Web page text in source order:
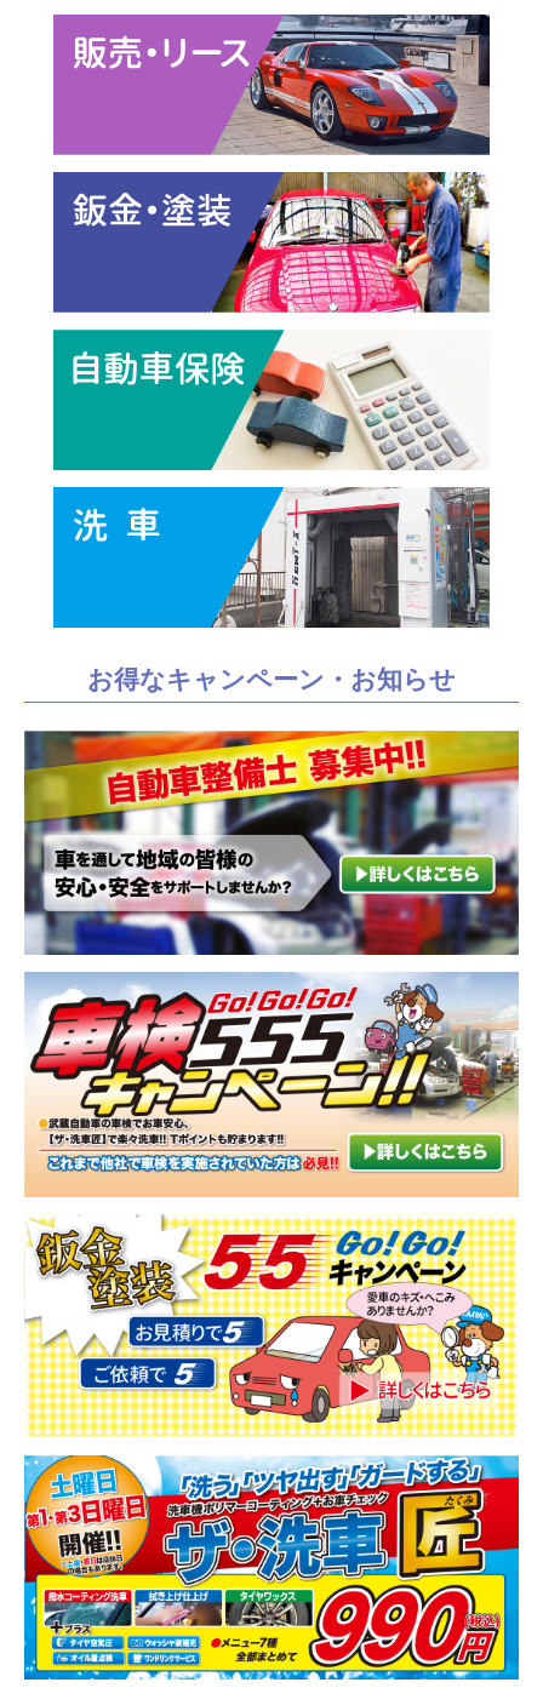
お得なキャンペーン・お知らせ